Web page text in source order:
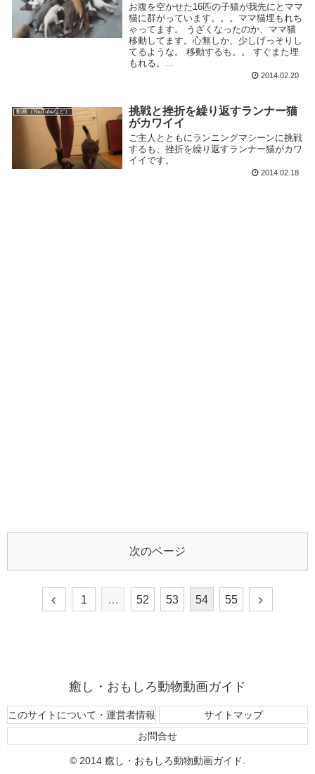
お腹を空かせた16匹の子猫が我先にとママ
猫に群がっています。。。ママ猫埋もれち
ゃってます。 うざくなったのか、ママ猫
移動してます。心無しか、少しげっそりし
てるような。 移動するも。。 すぐまた埋
もれる。...
2014.02.20
動画（YouTubeなど）
挑戦と挫折を繰り返すランナー猫
がカワイイ
ご主人とともにランニングマシーンに挑戦
するも、挫折を繰り返すランナー猫がカワ
イイです。
2014.02.18
次のページ
1 … 52 53 54 55
癒し・おもしろ動物動画ガイド
このサイトについて・運営者情報
サイトマップ
お問合せ
© 2014 癒し・おもしろ動物動画ガイド.